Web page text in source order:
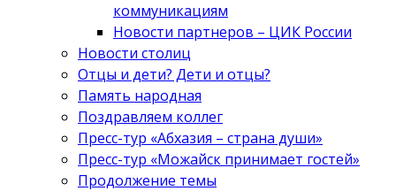
коммуникациям
Новости партнеров – ЦИК России
Новости столиц
Отцы и дети? Дети и отцы?
Память народная
Поздравляем коллег
Пресс-тур «Абхазия – страна души»
Пресс-тур «Можайск принимает гостей»
Продолжение темы